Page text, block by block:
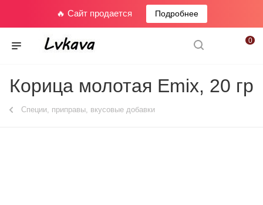
🔥 Сайт продается Подробнее
0
Корица молотая Emix, 20 гр
Специи, приправы, вкусовые добавки